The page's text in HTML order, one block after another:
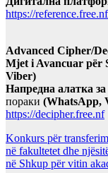
https://
Advanced Cipher/
Mjet i Avancuar për
Viber)
Напредна алатка
пораки (WhatsApp,
https://decipher.free.nf
Konkurs për
në fakultetet dhe
në Shkup për vitin